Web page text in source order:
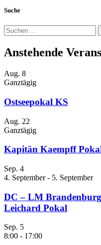
Suche
Suchen
nach:
Anstehende
Aug. 8
Ganztägig
Ostseepokal KS
Aug. 22
Ganztägig
Kapitän Kaempff
Sep. 4
4. September- 5. September
DC – LM
Leichard Pokal
Sep. 5
8:00 - 17:00